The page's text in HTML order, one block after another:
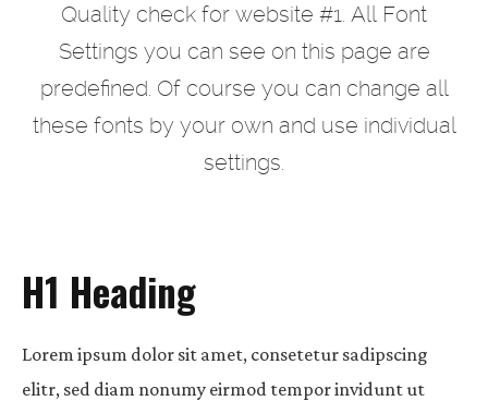
Quality check for website #1. All Font
Settings you can see on this page are
predefined. Of course you can change all
these fonts by your own and use individual
settings.
H1 Heading
Lorem ipsum dolor sit amet, consetetur sadipscing
elitr, sed diam nonumy eirmod tempor invidunt ut